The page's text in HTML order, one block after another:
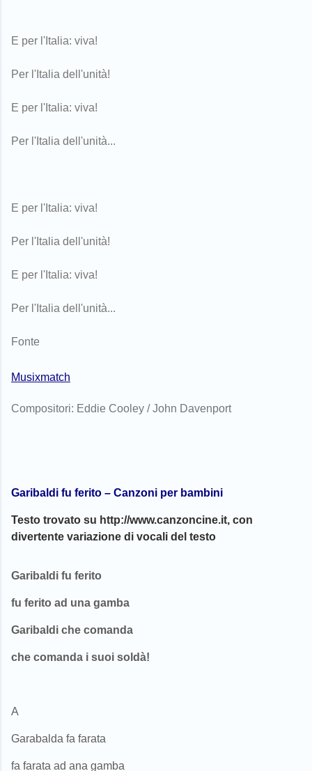
E per l'Italia: viva!
Per l'Italia dell'unità!
E per l'Italia: viva!
Per l'Italia dell'unità...
E per l'Italia: viva!
Per l'Italia dell'unità!
E per l'Italia: viva!
Per l'Italia dell'unità...
Fonte
Musixmatch
Compositori: Eddie Cooley / John Davenport
Garibaldi fu ferito – Canzoni per bambini
Testo trovato su http://www.canzoncine.it, con
divertente variazione di vocali del testo
Garibaldi fu ferito
fu ferito ad una gamba
Garibaldi che comanda
che comanda i suoi soldà!
A
Garabalda fa farata
fa farata ad ana gamba